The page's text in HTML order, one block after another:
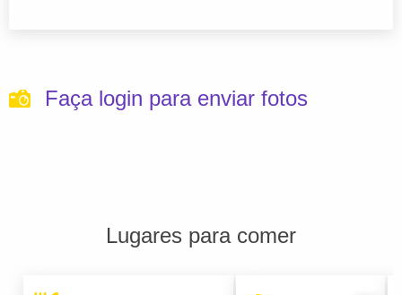
Faça login para enviar fotos
Lugares para comer